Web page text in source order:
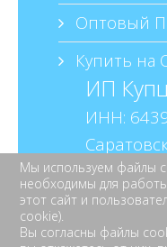
Оптовый
Купить на
ИП
ИНН:
г.
ул.
Мы используем файлы
необходимы для
этот сайт и
cookie).
Вы согласны файлы